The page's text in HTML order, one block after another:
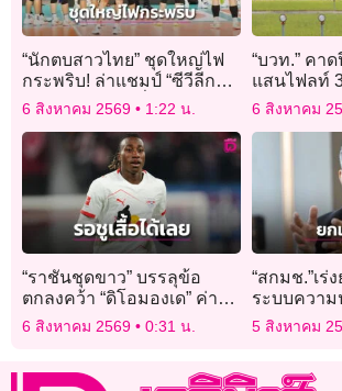
“นักตบสาวไทย” ชุดใหญ่ไฟ
กระพริบ! ล่าแชมป์ “ซีวีลีก
2026” สนาม 2 ที่เชียงใหม่
6 สิงหาคม 2569 1:22 น.
“บวท.” คา
แสนไฟลท์
เส้นทางบินใ
6 สิงหาคม
“ราชันชุดขาว” บรรลุข้อ
ตกลงคว้า “ดิโอมองเด” ค่าตัว
140 ล้านยูโร
6 สิงหาคม 2569 0:31 น.
“สกมช.”เร่
ระบบความ
รัฐ 300 กร
5 สิงหาคม